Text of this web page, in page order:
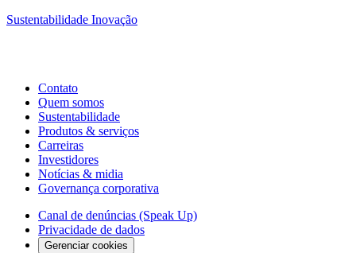
Sustentabilidade Inovação
Contato
Quem somos
Sustentabilidade
Produtos & serviços
Carreiras
Investidores
Notícias & midia
Governança corporativa
Canal de denúncias (Speak Up)
Privacidade de dados
Gerenciar cookies